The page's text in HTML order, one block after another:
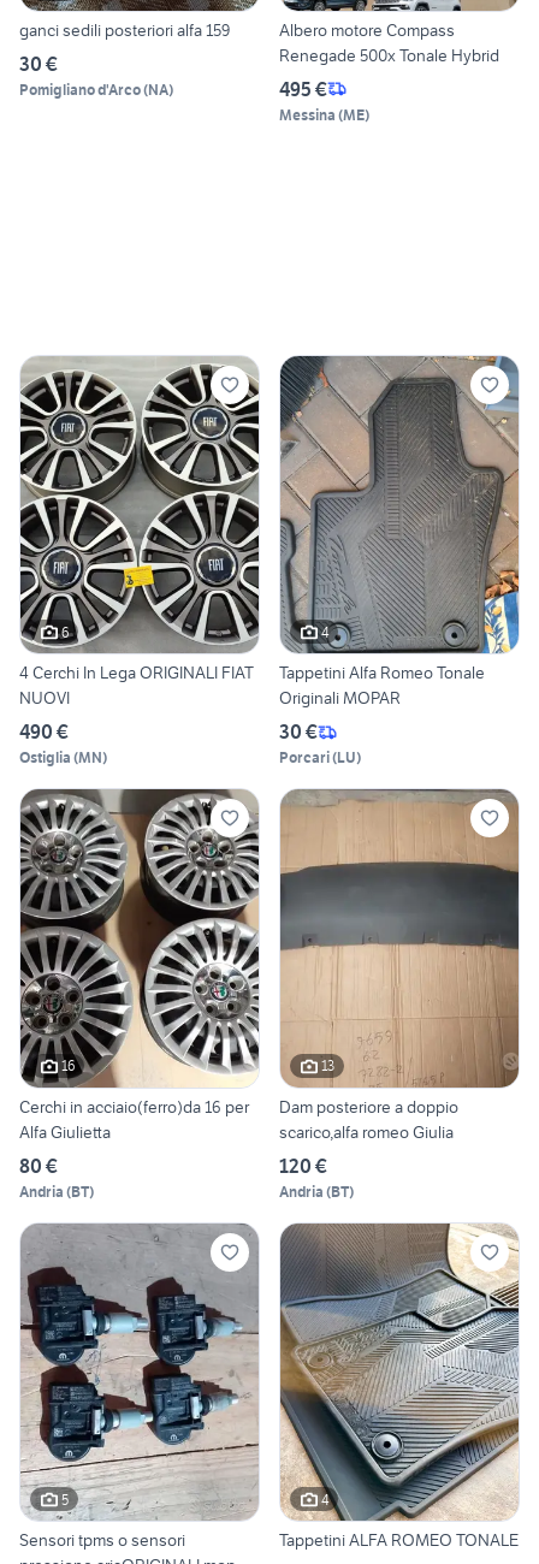
ganci sedili posteriori alfa 159
30 €
Pomigliano d'Arco(NA)
Albero motore Compass
Renegade 500x Tonale Hybrid
495 €
Messina (ME)
6
4 Cerchi In Lega ORIGINALI FIAT
NUOVI
490 €
Ostiglia (MN)
4
Tappetini Alfa Romeo Tonale
Originali MOPAR
30 €
Porcari(LU)
16
Cerchi in acciaio(ferro)da 16 per
Alfa Giulietta
80 €
Andria (BT)
13
Dam posteriore a doppio
scarico,alfa romeo Giulia
120 €
Andria (BT)
5
Sensori tpms o sensori
4
Tappetini ALFA ROMEO TONALE